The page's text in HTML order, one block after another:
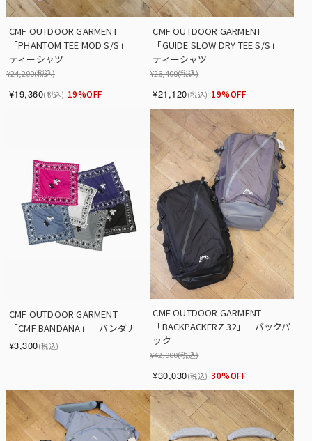
CMF OUTDOOR GARMENT
「PHANTOM TEE MOD S/S」
ティーシャツ
¥24,200(税込)
¥19,360(税込) 19%OFF
CMF OUTDOOR GARMENT
「GUIDE SLOW DRY TEE S/S」
ティーシャツ
¥26,400(税込)
¥21,120(税込) 19%OFF
CMF OUTDOOR GARMENT
「CMF BANDANA」　バンダナ
¥3,300(税込)
CMF OUTDOOR GARMENT
「BACKPACKERZ 32」　バックパ
ック
¥42,900(税込)
¥30,030(税込) 30%OFF